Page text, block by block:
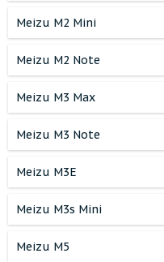
Meizu M2 Mini
Meizu M2 Note
Meizu M3 Max
Meizu M3 Note
Meizu M3E
Meizu M3s Mini
Meizu M5